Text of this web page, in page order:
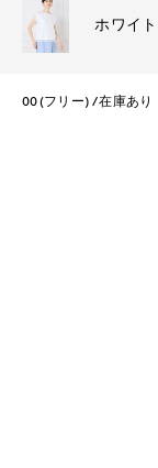
ホワイト
00(フリー) 在庫あり